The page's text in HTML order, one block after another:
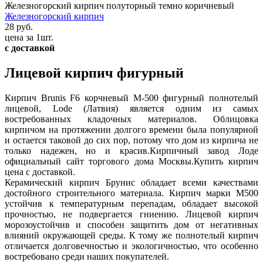
Железногорский кирпич полуторный темно коричневый
Железногорский кирпич
28 руб.
цена за 1шт.
с доставкой
Лицевой кирпич фигурный
Кирпич Brunis F6 корчневый М-500 фигурный полнотелый
лицевой, Lode (Латвия) является одним из самых
востребованных кладочных материалов. Облицовка
кирпичом на протяжении долгого времени была популярной
и остается таковой до сих пор, потому что дом из кирпича не
только надежен, но и красив.Кирпичный завод Лоде
официальный сайт торгового дома Москвы.Купить кирпич
цена с доставкой.
Керамический кирпич Брунис обладает всеми качествами
достойного строительного материала. Кирпич марки М500
устойчив к температурным перепадам, обладает высокой
прочностью, не подвергается гниению. Лицевой кирпич
морозоустойчив и способен защитить дом от негативных
влияний окружающей среды. К тому же полнотелый кирпич
отличается долговечностью и экологичностью, что особенно
востребовано среди наших покупателей.